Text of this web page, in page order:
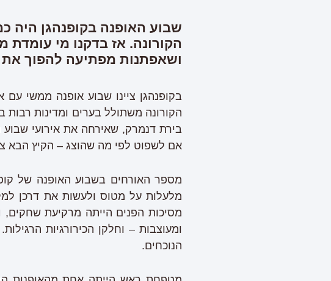
שבוע האופנה בקופנהגן היה
הקורונה. אז בדקנו מי עומדת
ושאפתנות מפתיעה להפוך
בקופנהגן ציינו שבוע אופנה ממשי
הקורונה משתולל בערים ומדינות
אם לשפוט לפי מה שהוצג – הקיץ הבא
מספר האורחים בשבוע האופנה של
מלעלות על מטוס ולעשות את דרכן
מסיכות הפנים הייתה מרקיעת שחקים,
ומעוצבות – וחלקן הכירורגיות
הנוכחים.